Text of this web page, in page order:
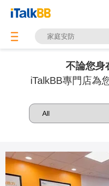
不論您身
iTalkBB專門店為